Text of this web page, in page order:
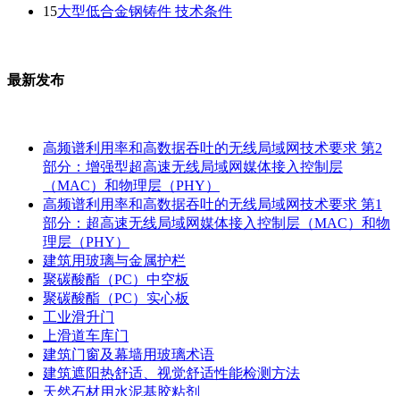
15大型低合金钢铸件 技术条件
最新发布
高频谱利用率和高数据吞吐的无线局域网技术要求 第2
部分：增强型超高速无线局域网媒体接入控制层
（MAC）和物理层（PHY）
高频谱利用率和高数据吞吐的无线局域网技术要求 第1
部分：超高速无线局域网媒体接入控制层（MAC）和物
理层（PHY）
建筑用玻璃与金属护栏
聚碳酸酯（PC）中空板
聚碳酸酯（PC）实心板
工业滑升门
上滑道车库门
建筑门窗及幕墙用玻璃术语
建筑遮阳热舒适、视觉舒适性能检测方法
天然石材用水泥基胶粘剂